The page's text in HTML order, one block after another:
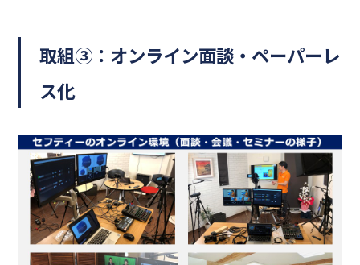
取組③：オンライン面談・ペーパーレ
ス化